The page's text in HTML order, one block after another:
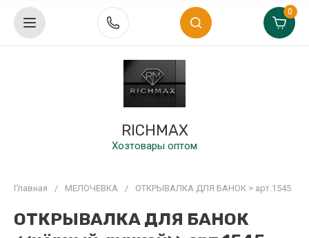
RICHMAX
Хозтовары оптом
0
Главная / МЕЛОЧЕВКА / ОТКРЫВАЛКА ДЛЯ БАНОК > арт.1545
ОТКРЫВАЛКА ДЛЯ БАНОК